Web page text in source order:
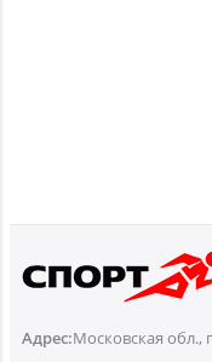
Адрес:Московская обл.,